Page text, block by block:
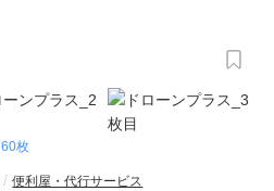
60枚
便利屋・代行サービス